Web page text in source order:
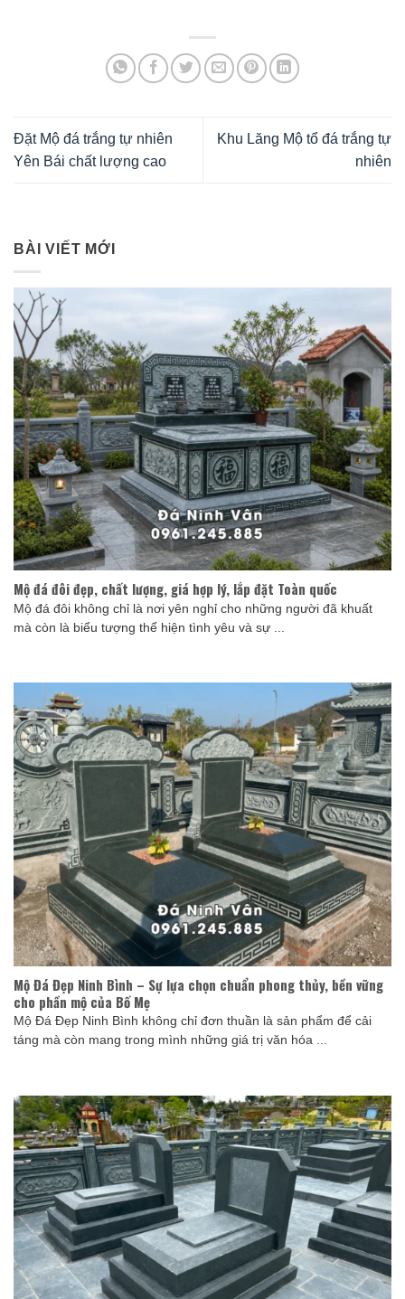
Đặt Mộ đá trắng tự nhiên
Yên Bái chất lượng cao
Khu Lăng Mộ tổ đá trắng tự
nhiên
BÀI VIẾT MỚI
Mộ đá đôi đẹp, chất lượng, giá hợp lý, lắp đặt Toàn quốc
Mộ đá đôi không chỉ là nơi yên nghỉ cho những người đã khuất
mà còn là biểu tượng thể hiện tình yêu và sự ...
Mộ Đá Đẹp Ninh Bình – Sự lựa chọn chuẩn phong thủy, bền vững
cho phần mộ của Bố Mẹ
Mộ Đá Đẹp Ninh Bình không chỉ đơn thuần là sản phẩm để cải
táng mà còn mang trong mình những giá trị văn hóa ...